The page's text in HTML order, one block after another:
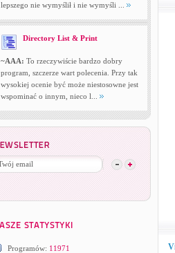
lepszego nie wymyślił i nie wymyśli ...
Directory List & Print
~AAA: To rzeczywiście bardzo dobry
program, szczerze wart polecenia. Przy tak
wysokiej ocenie być może niestosowne jest
wspominać o innym, nieco l...
Programów: 11971